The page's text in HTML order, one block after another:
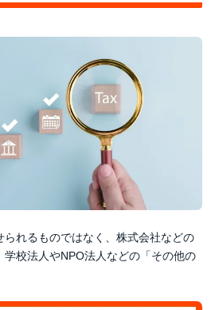
れるものではなく、株式会社などの
学校法人やNPO法人などの「その他の